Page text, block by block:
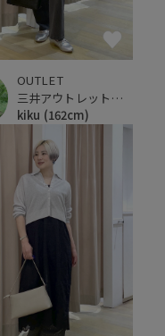
OUTLET
三井アウトレットパーク 仙台港
kiku (162cm)